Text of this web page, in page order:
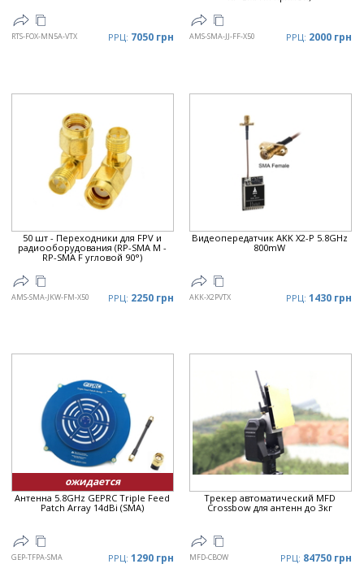
RTS-FOX-MN5A-VTX РРЦ: 7050 грн AMS-SMA-JJ-FF-X50 РРЦ: 2000 грн
50 шт - Переходники для FPV и
радиооборудования (RP-SMA M -
RP-SMA F угловой 90°)
AMS-SMA-JKW-FM-X50 РРЦ: 2250 грн
Видеопередатчик AKK X2-P 5.8GHz
800mW
AKK-X2PVTX РРЦ: 1430 грн
ожидается
Антенна 5.8GHz GEPRC Triple Feed
Patch Array 14dBi (SMA)
GEP-TFPA-SMA РРЦ: 1290 грн
Трекер автоматический MFD
Crossbow для антенн до 3кг
MFD-CBOW РРЦ: 84750 грн